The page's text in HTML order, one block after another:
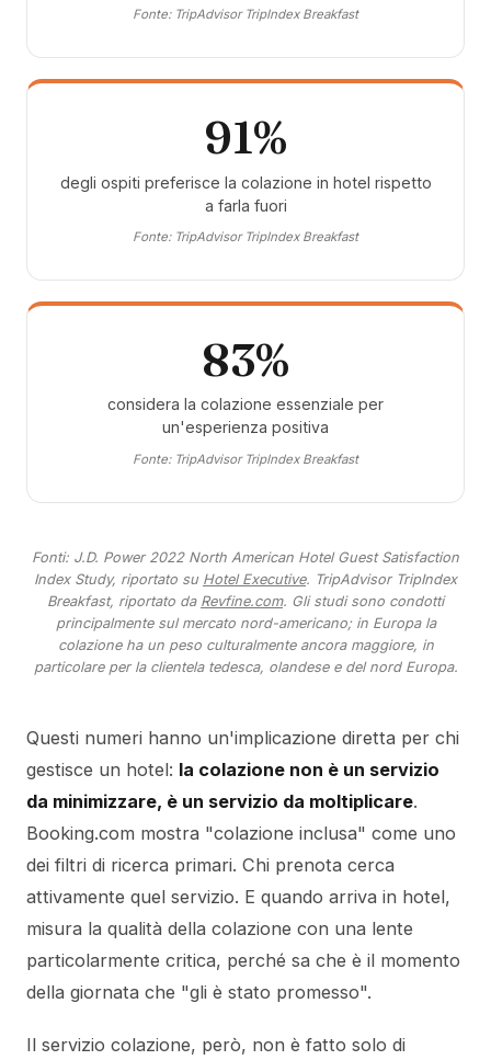
Fonte: TripAdvisor TripIndex Breakfast
91%
degli ospiti preferisce la colazione in hotel rispetto
a farla fuori
Fonte: TripAdvisor TripIndex Breakfast
83%
considera la colazione essenziale per
un'esperienza positiva
Fonte: TripAdvisor TripIndex Breakfast
Fonti: J.D. Power 2022 North American Hotel Guest Satisfaction
Index Study, riportato su Hotel Executive. TripAdvisor TripIndex
Breakfast, riportato da Revfine.com. Gli studi sono condotti
principalmente sul mercato nord-americano; in Europa la
colazione ha un peso culturalmente ancora maggiore, in
particolare per la clientela tedesca, olandese e del nord Europa.
Questi numeri hanno un'implicazione diretta per chi
gestisce un hotel: la colazione non è un servizio
da minimizzare, è un servizio da moltiplicare.
Booking.com mostra "colazione inclusa" come uno
dei filtri di ricerca primari. Chi prenota cerca
attivamente quel servizio. E quando arriva in hotel,
misura la qualità della colazione con una lente
particolarmente critica, perché sa che è il momento
della giornata che "gli è stato promesso".
Il servizio colazione, però, non è fatto solo di